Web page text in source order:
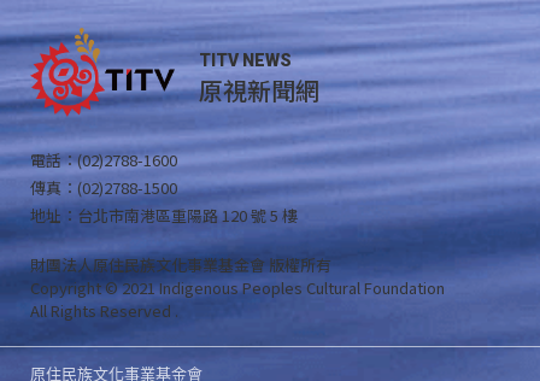
TITV NEWS
原視新聞網
電話：(02)2788-1600
傳真：(02)2788-1500
地址：台北市南港區重陽路 120 號 5 樓
財團法人原住民族文化事業基金會 版權所有
Copyright © 2021 Indigenous Peoples Cultural Foundation
All Rights Reserved .
原住民族文化事業基金會